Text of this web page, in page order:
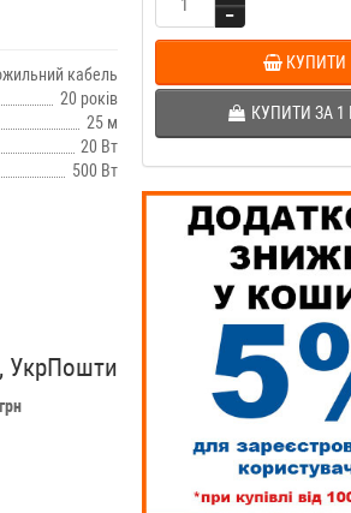
кабель
20 років
25 м
20 Вт
500 Вт
УкрПошти
КУПИТИ
КУПИТИ ЗА 1